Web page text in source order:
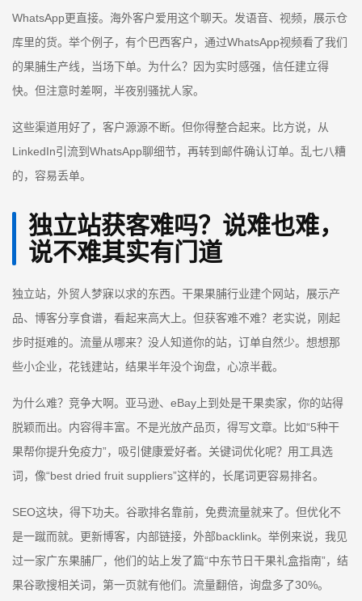
WhatsApp更直接。海外客户爱用这个聊天。发语音、视频，展示仓
库里的货。举个例子，有个巴西客户，通过WhatsApp视频看了我们
的果脯生产线，当场下单。为什么？因为实时感强，信任建立得
快。但注意时差啊，半夜别骚扰人家。
这些渠道用好了，客户源源不断。但你得整合起来。比方说，从
LinkedIn引流到WhatsApp聊细节，再转到邮件确认订单。乱七八糟
的，容易丢单。
独立站获客难吗？说难也难，
说不难其实有门道
独立站，外贸人梦寐以求的东西。干果果脯行业建个网站，展示产
品、博客分享食谱，看起来高大上。但获客难不难？老实说，刚起
步时挺难的。流量从哪来？没人知道你的站，订单自然少。想想那
些小企业，花钱建站，结果半年没个询盘，心凉半截。
为什么难？竞争大啊。亚马逊、eBay上到处是干果卖家，你的站得
脱颖而出。内容得丰富。不是光放产品页，得写文章。比如“5种干
果帮你提升免疫力”，吸引健康爱好者。关键词优化呢？用工具选
词，像“best dried fruit suppliers”这样的，长尾词更容易排名。
SEO这块，得下功夫。谷歌排名靠前，免费流量就来了。但优化不
是一蹴而就。更新博客，内部链接，外部backlink。举例来说，我见
过一家广东果脯厂，他们的站上发了篇“中东节日干果礼盒指南”，结
果谷歌搜相关词，第一页就有他们。流量翻倍，询盘多了30%。